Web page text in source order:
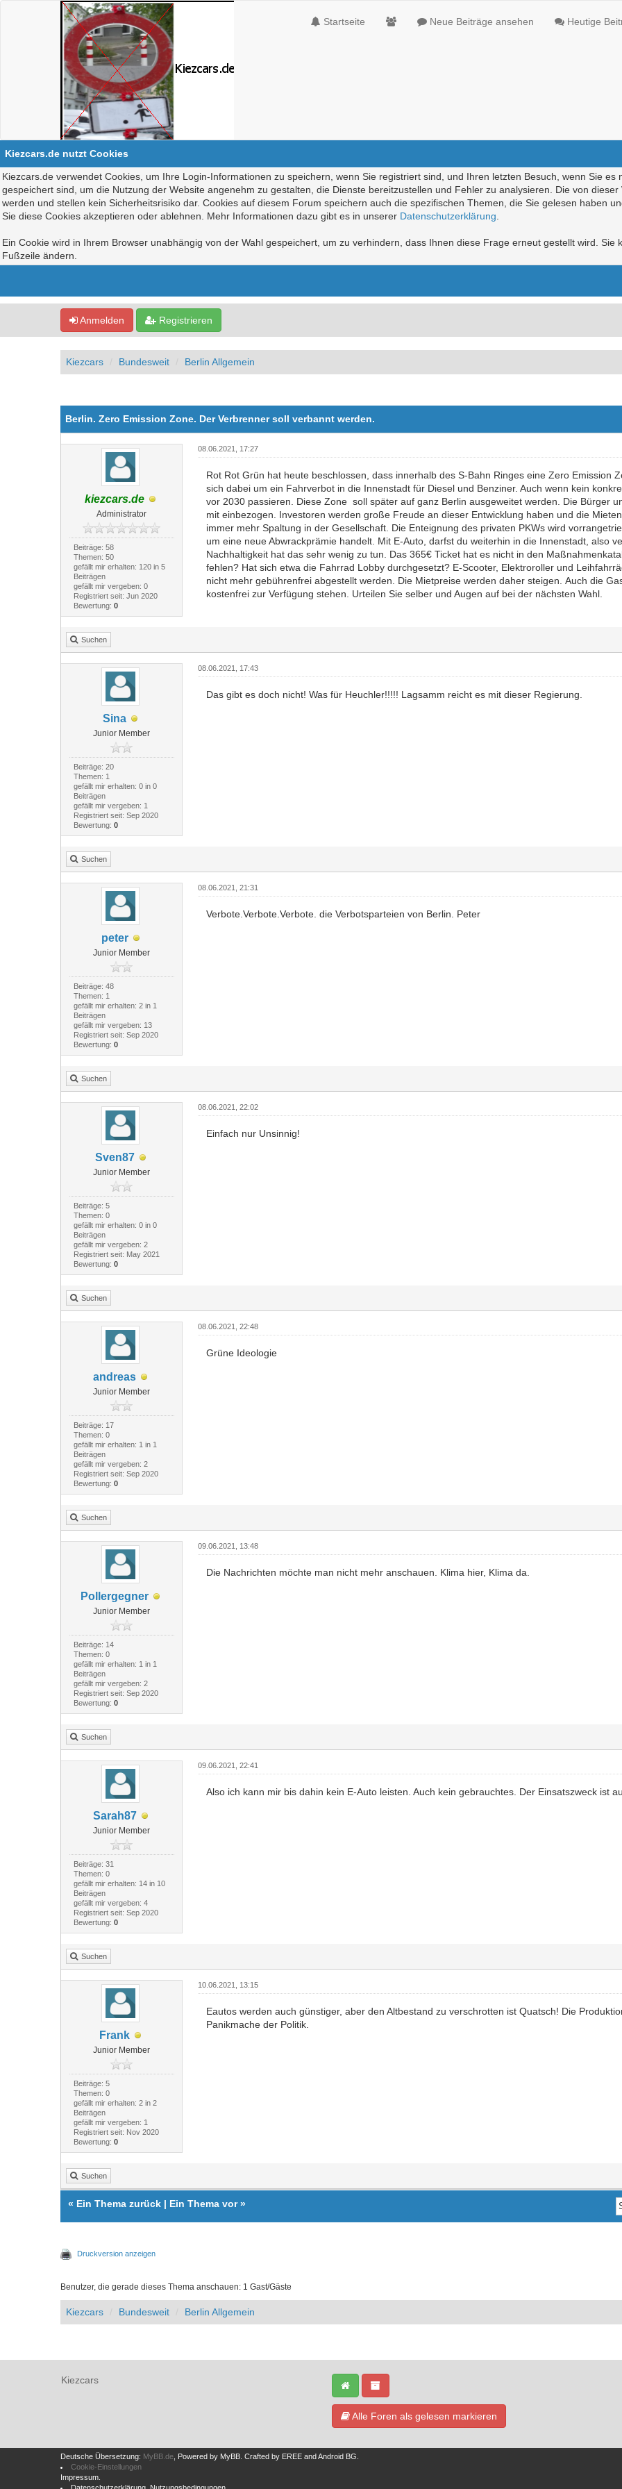
Startseite Neue Beiträge ansehen Heutige
Kiezcars.de nutzt Cookies
Kiezcars.de verwendet Cookies, um Ihre Login-Informationen zu speichern, wenn Sie registriert sind, und Ihren letzten Besuch, wenn Sie
gespeichert sind, um die Nutzung der Website angenehm zu gestalten, die Dienste bereitzustellen und Fehler zu analysieren. Die von
werden und stellen kein Sicherheitsrisiko dar. Cookies auf diesem Forum speichern auch die spezifischen Themen, die Sie gelesen haben
Sie diese Cookies akzeptieren oder ablehnen. Mehr Informationen dazu gibt es in unserer Datenschutzerklärung
Ein Cookie wird in Ihrem Browser unabhängig von der Wahl gespeichert, um zu verhindern, dass Ihnen diese Frage erneut gestellt wird.
Fußzeile ändern.
Anmelden Registrieren
Kiezcars Bundesweit Berlin Allgemein
Berlin. Zero Emission Zone. Der Verbrenner soll verbannt werden.
kiezcars.de
Administrator
Beiträge: 58
Themen: 50
gefällt mir erhalten: 120 in 5
Beiträgen
gefällt mir vergeben: 0
Registriert seit: Jun 2020
Bewertung: 0
08.06.2021, 17:27
Rot Rot Grün hat heute beschlossen, dass innerhalb des S-Bahn Ringes eine Zero Emission
sich dabei um ein Fahrverbot in die Innenstadt für Diesel und Benziner. Auch wenn kein
vor 2030 passieren. Diese Zone soll später auf ganz Berlin ausgeweitet werden. Die Bürger
mit einbezogen. Investoren werden große Freude an dieser Entwicklung haben und die
immer mehr Spaltung in der Gesellschaft. Die Enteignung des privaten PKWs wird
um eine neue Abwrackprämie handelt. Mit E-Auto, darfst du weiterhin in die Innenstadt, also
Nachhaltigkeit hat das sehr wenig zu tun. Das 365€ Ticket hat es nicht in den
fehlen? Hat sich etwa die Fahrrad Lobby durchgesetzt? E-Scooter, Elektroroller und
nicht mehr gebührenfrei abgestellt werden. Die Mietpreise werden daher steigen. Auch die
kostenfrei zur Verfügung stehen. Urteilen Sie selber und Augen auf bei der nächsten Wahl.
Suchen
Sina
Junior Member
Beiträge: 20
Themen: 1
gefällt mir erhalten: 0 in 0
Beiträgen
gefällt mir vergeben: 1
Registriert seit: Sep 2020
Bewertung: 0
08.06.2021, 17:43
Das gibt es doch nicht! Was für Heuchler!!!!! Lagsamm reicht es mit dieser Regierung.
Suchen
peter
Junior Member
Beiträge: 48
Themen: 1
gefällt mir erhalten: 2 in 1
Beiträgen
gefällt mir vergeben: 13
Registriert seit: Sep 2020
Bewertung: 0
08.06.2021, 21:31
Verbote.Verbote.Verbote. die Verbotsparteien von Berlin. Peter
Suchen
Sven87
Junior Member
Beiträge: 5
Themen: 0
gefällt mir erhalten: 0 in 0
Beiträgen
gefällt mir vergeben: 2
Registriert seit: May 2021
Bewertung: 0
08.06.2021, 22:02
Einfach nur Unsinnig!
Suchen
andreas
Junior Member
Beiträge: 17
Themen: 0
gefällt mir erhalten: 1 in 1
Beiträgen
gefällt mir vergeben: 2
Registriert seit: Sep 2020
Bewertung: 0
08.06.2021, 22:48
Grüne Ideologie
Suchen
Pollergegner
Junior Member
Beiträge: 14
Themen: 0
gefällt mir erhalten: 1 in 1
Beiträgen
gefällt mir vergeben: 2
Registriert seit: Sep 2020
Bewertung: 0
09.06.2021, 13:48
Die Nachrichten möchte man nicht mehr anschauen. Klima hier, Klima da.
Suchen
Sarah87
Junior Member
Beiträge: 31
Themen: 0
gefällt mir erhalten: 14 in 10
Beiträgen
gefällt mir vergeben: 4
Registriert seit: Sep 2020
Bewertung: 0
09.06.2021, 22:41
Also ich kann mir bis dahin kein E-Auto leisten. Auch kein gebrauchtes. Der Einsatszweck ist
Suchen
Frank
Junior Member
Beiträge: 5
Themen: 0
gefällt mir erhalten: 2 in 2
Beiträgen
gefällt mir vergeben: 1
Registriert seit: Nov 2020
Bewertung: 0
10.06.2021, 13:15
Eautos werden auch günstiger, aber den Altbestand zu verschrotten ist Quatsch! Die
Panikmache der Politik.
Suchen
« Ein Thema zurück | Ein Thema vor»
Druckversion anzeigen
Benutzer, die gerade dieses Thema anschauen: 1 Gast/Gäste
Kiezcars Bundesweit Berlin Allgemein
Kiezcars
Alle Foren als gelesen markieren
Deutsche Übersetzung: MyBB.de , Powered by MyBB Crafted by EREE andAndroid BG
Cookie-Einstellungen
Impressum